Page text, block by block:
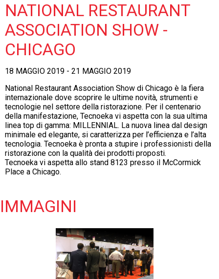
NATIONAL RESTAURANT
ASSOCIATION SHOW -
CHICAGO
18 MAGGIO 2019 - 21 MAGGIO 2019
National Restaurant Association Show di Chicago è la fiera
internazionale dove scoprire le ultime novità, strumenti e
tecnologie nel settore della ristorazione. Per il centenario
della manifestazione, Tecnoeka vi aspetta con la sua ultima
linea top di gamma: MILLENNIAL. La nuova linea dal design
minimale ed elegante, si caratterizza per l’efficienza e l’alta
tecnologia. Tecnoeka è pronta a stupire i professionisti della
ristorazione con la qualità dei prodotti proposti.
Tecnoeka vi aspetta allo stand 8123 presso il McCormick
Place a Chicago.
IMMAGINI